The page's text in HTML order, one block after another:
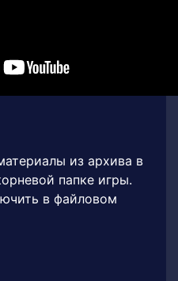
из архива в
папке игры.
в файловом